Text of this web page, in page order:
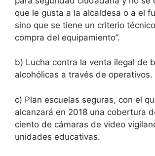
que le gusta a la alcaldesa o a el
sino que se tiene un criterio
compra del equipamiento”.
b) Lucha contra la venta ilegal de
alcohólicas a través de operativos.
c) Plan escuelas seguras, con el
alcanzará en 2018 una cobertura
ciento de cámaras de video
unidades educativas.